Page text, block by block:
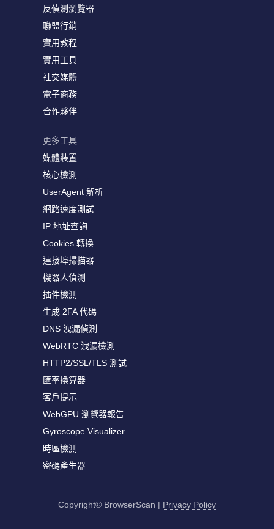
反偵測瀏覽器
聯盟行銷
實用教程
實用工具
社交媒體
電子商務
合作夥伴
更多工具
媒體裝置
核心檢測
UserAgent 解析
網路速度測試
IP 地址查詢
Cookies 轉換
連接埠掃描器
機器人偵測
插件檢測
生成 2FA 代碼
DNS 洩漏偵測
WebRTC 洩漏檢測
HTTP2/SSL/TLS 測試
匯率換算器
客戶提示
WebGPU 瀏覽器報告
Gyroscope Visualizer
時區檢測
密碼產生器
Copyright© BrowserScan | Privacy Policy